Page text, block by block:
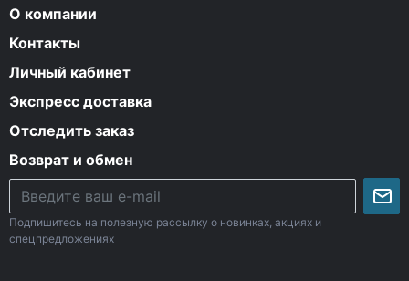
О компании
Контакты
Личный кабинет
Экспресс доставка
Отследить заказ
Возврат и обмен
Подпишитесь на полезную рассылку о новинках, акциях и
спецпредложениях